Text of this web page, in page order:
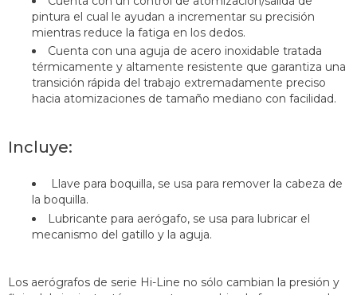
pintura el cual le ayudan a incrementar su precisión
mientras reduce la fatiga en los dedos.
Cuenta con una aguja de acero inoxidable tratada
térmicamente y altamente resistente que garantiza una
transición rápida del trabajo extremadamente preciso
hacia atomizaciones de tamaño mediano con facilidad.
Incluye:
Llave para boquilla, se usa para remover la cabeza de
la boquilla.
Lubricante para aerógafo, se usa para lubricar el
mecanismo del gatillo y la aguja.
Los aerógrafos de serie Hi-Line no sólo cambian la presión y